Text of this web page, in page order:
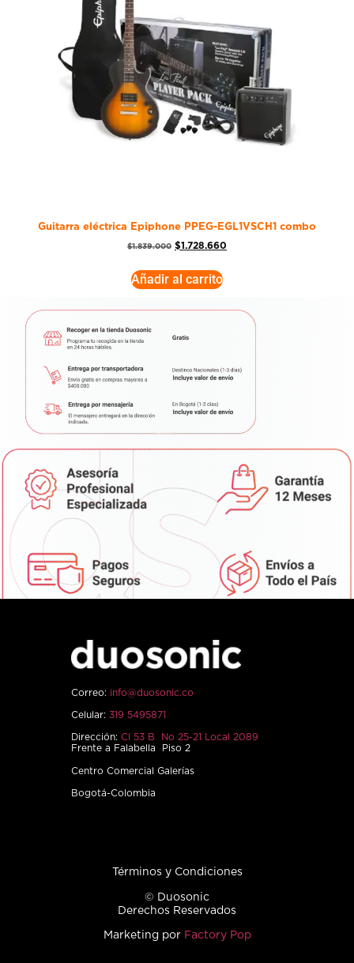
Guitarra eléctrica Epiphone PPEG-EGL1VSCH1 combo
$1.839.000 $1.728.660
Añadir al carrito
Correo: info@duosonic.co
Celular: 319 5495871
Dirección: Cl 53 B No 25-21 Local 2089
Frente a Falabella Piso 2
Centro Comercial Galerías
Bogotá-Colombia
Términos y Condiciones
© Duosonic
Derechos Reservados
Marketing por Factory Pop